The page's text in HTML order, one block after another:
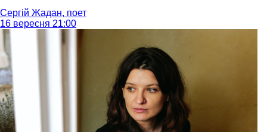
Сергій Жадан, поет
16 вересня 21:00